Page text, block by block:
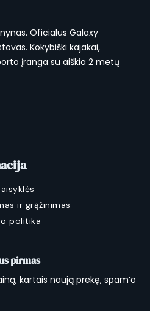
Oficialus Galaxy
Kokybiški kajakai,
įranga su aiškia 2 metų
ir grąžinimas
politika
pirmas
kartais naują prekę, spam’o